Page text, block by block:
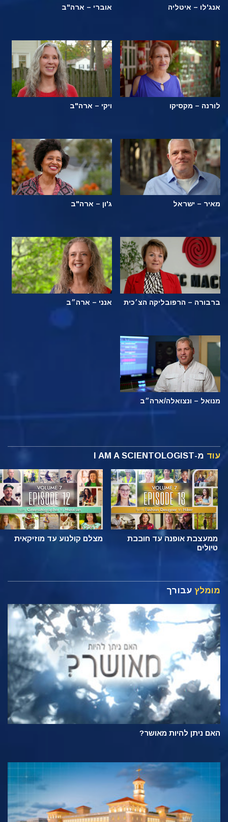
אנג'לו – איטליה אוברי – ארה"ב
לורנה – מקסיקו ויקי – ארה"ב
מאיר – ישראל ג'ון – ארה"ב
ברבורה – הרפובליקה הצ׳כית אנני – ארה״ב
מנואל – ונצואלה/ארה״ב
עוד מ-I AM A SCIENTOLOGIST
ממעצבת אופנה עד חובבת
טיולים
מצלם קולנוע עד מוזיקאית
מומלץ עבורך
האם ניתן להיות מאושר?